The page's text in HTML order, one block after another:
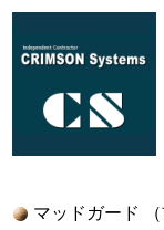
マッドガード